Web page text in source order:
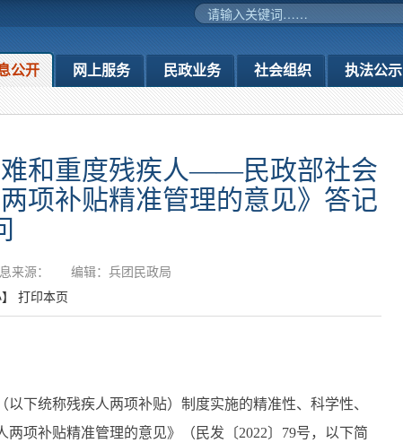
公开 网上服务 民政业务 社会组织 执法公示
和重度残疾人——民政部社会
项补贴精准管理的意见》答记
来源：
编辑：兵团民政局
】 打印本页
下统称残疾人两项补贴）制度实施的精准性、科学性、
项补贴精准管理的意见》（民发〔2022〕79号，以下简